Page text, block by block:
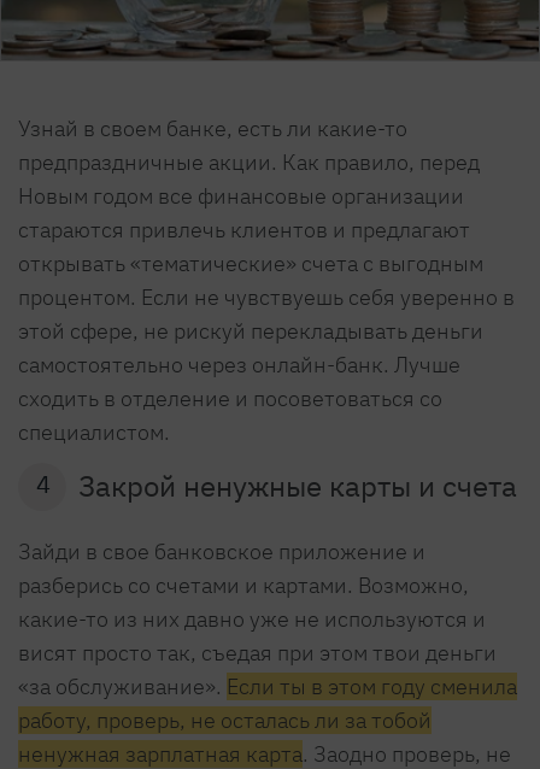
Узнай в своем банке, есть ли какие-то
предпраздничные акции. Как правило, перед
Новым годом все финансовые организации
стараются привлечь клиентов и предлагают
открывать «тематические» счета с выгодным
процентом. Если не чувствуешь себя уверенно в
этой сфере, не рискуй перекладывать деньги
самостоятельно через онлайн-банк. Лучше
сходить в отделение и посоветоваться со
специалистом.
4 Закрой ненужные карты и счета
Зайди в свое банковское приложение и
разберись со счетами и картами. Возможно,
какие-то из них давно уже не используются и
висят просто так, съедая при этом твои деньги
«за обслуживание». Если ты в этом году сменила
работу, проверь, не осталась ли за тобой
ненужная зарплатная карта. Заодно проверь, не